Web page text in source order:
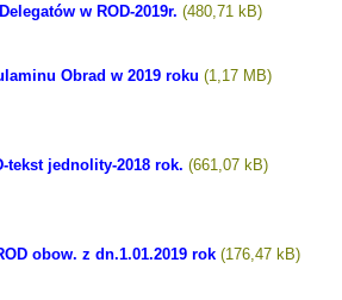
w ROD-2019r.
Obrad w 2019 roku
tekst jednolity-2018 rok.
obow. z dn.1.01.2019 rok